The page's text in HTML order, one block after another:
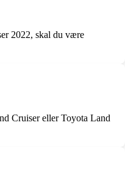
2022, skal du være
Cruiser eller Toyota Land